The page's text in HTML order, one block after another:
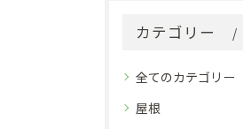
カテゴリー
全てのカテゴリー
屋根